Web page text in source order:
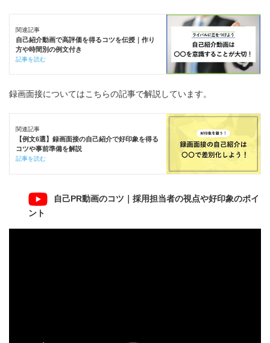
関連記事
自己紹介動画で高評価を得るコツを伝授｜作り
方や時間別の例文付き
記事を読む
録画面接についてはこちらの記事で解説しています。
関連記事
【例文6選】録画面接の自己紹介で好印象を得る
コツや事前準備を解説
記事を読む
自己PR動画のコツ｜採用担当者の視点や好印象のポイ
ント